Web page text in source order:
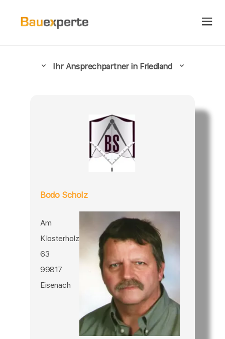
Ihr Ansprechpartner in Friedland
Bodo Scholz
Am
Klosterholz
63
99817
Eisenach